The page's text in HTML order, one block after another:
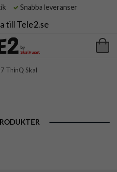
Snabba leveranser
till Tele2.se
ThinQ Skal